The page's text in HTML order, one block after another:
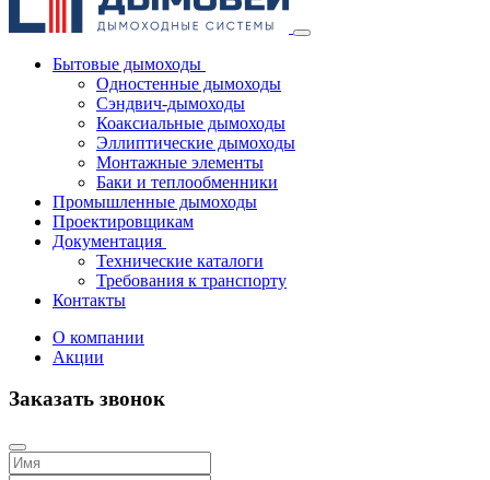
Бытовые дымоходы
Одностенные дымоходы
Сэндвич-дымоходы
Коаксиальные дымоходы
Эллиптические дымоходы
Монтажные элементы
Баки и теплообменники
Промышленные дымоходы
Проектировщикам
Документация
Технические каталоги
Требования к транспорту
Контакты
О компании
Акции
Заказать звонок